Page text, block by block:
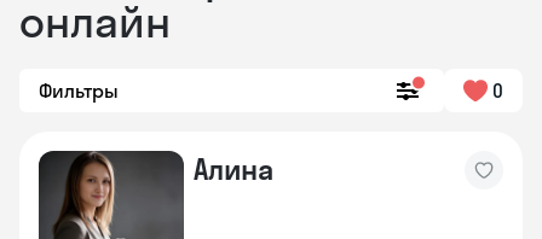
онлайн
Фильтры 0
Алина
Skysmart Chat